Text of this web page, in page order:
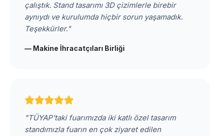
çalıştık. Stand tasarımı 3D çizimlerle birebir
aynıydı ve kurulumda hiçbir sorun yaşamadık.
Teşekkürler."
— Makine İhracatçıları Birliği
"TÜYAP'taki fuarımızda iki katlı özel tasarım
standımızla fuarın en çok ziyaret edilen